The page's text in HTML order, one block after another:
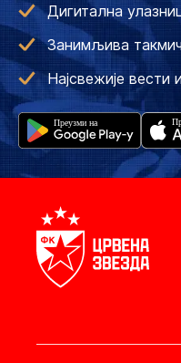
Дигитална
Занимљива
Најсвежије вести